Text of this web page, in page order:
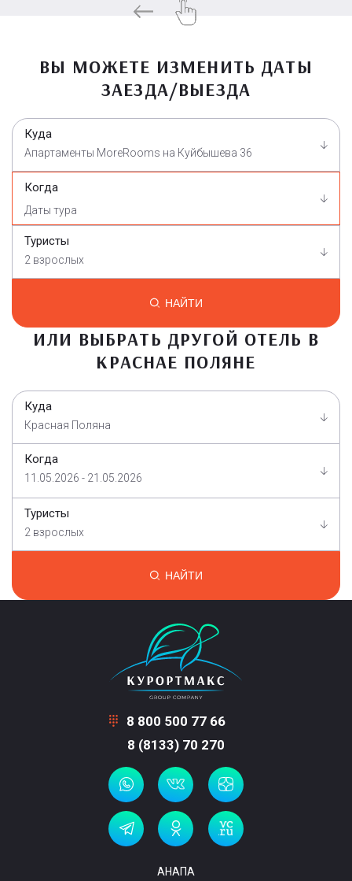
ВЫ МОЖЕТЕ ИЗМЕНИТЬ ДАТЫ
ЗАЕЗДА/ВЫЕЗДА
Куда
Апартаменты MoreRooms на Куйбышева 36
Когда
Туристы
2 взрослых
НАЙТИ
ИЛИ ВЫБРАТЬ ДРУГОЙ ОТЕЛЬ В
КРАСНАЕ ПОЛЯНЕ
Куда
Красная Поляна
Когда
11.05.2026 - 21.05.2026
Туристы
2 взрослых
НАЙТИ
8 800 500 77 66
8 (8133) 70 270
АНАПА